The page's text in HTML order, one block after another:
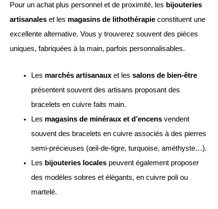
Pour un achat plus personnel et de proximité, les bijouteries
artisanales et les magasins de lithothérapie constituent une
excellente alternative. Vous y trouverez souvent des pièces
uniques, fabriquées à la main, parfois personnalisables.
Les marchés artisanauxet les salons de bien-être
présentent souvent des artisans proposant des
bracelets en cuivre faits main.
Les magasins de minéraux et d’encensvendent
souvent des bracelets en cuivre associés à des pierres
semi-précieuses (œil-de-tigre, turquoise, améthyste…).
Les bijouteries localespeuvent également proposer
des modèles sobres et élégants, en cuivre poli ou
martelé.